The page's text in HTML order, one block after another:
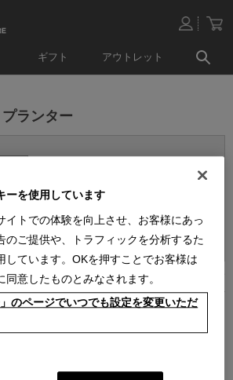
ギフト アウトレット
ランター
ーを使用しています
イトでの体験を向上させ、お客様にあっ
のご提供や、トラフィックを分析するた
しています。OKを押すことでお客様は
同意したものとみなされます。
のページでいつでも設定を変更いただ